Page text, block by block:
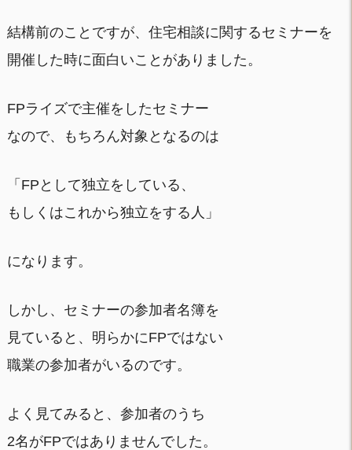
結構前のことですが、住宅相談に関するセミナーを
開催した時に面白いことがありました。
FPライズで主催をしたセミナー
なので、もちろん対象となるのは
「FPとして独立をしている、
もしくはこれから独立をする人」
になります。
しかし、セミナーの参加者名簿を
見ていると、明らかにFPではない
職業の参加者がいるのです。
よく見てみると、参加者のうち
2名がFPではありませんでした。